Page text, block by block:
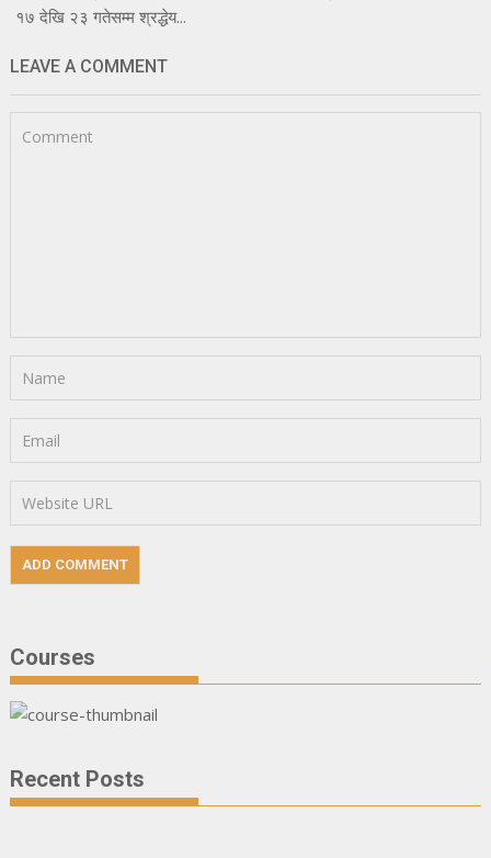
१७ देखि २३ गतेसम्म श्रद्धेय...
LEAVE A COMMENT
Courses
Recent Posts